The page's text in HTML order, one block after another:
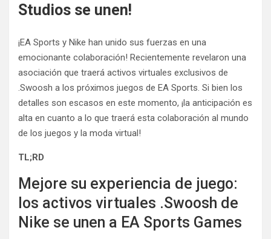
Studios se unen!
¡EA Sports y Nike han unido sus fuerzas en una
emocionante colaboración! Recientemente revelaron una
asociación que traerá activos virtuales exclusivos de
.Swoosh a los próximos juegos de EA Sports. Si bien los
detalles son escasos en este momento, ¡la anticipación es
alta en cuanto a lo que traerá esta colaboración al mundo
de los juegos y la moda virtual!
TL;RD
Mejore su experiencia de juego:
los activos virtuales .Swoosh de
Nike se unen a EA Sports Games